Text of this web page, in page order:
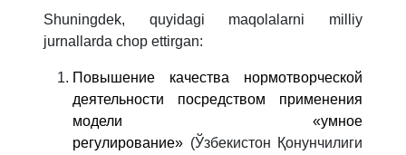
Shuningdek, quyidagi maqolalarni milliy
jurnallarda chop ettirgan:
Повышение качества нормотворческой
деятельности посредством применения
модели «умное
регулирование» (Ўзбекистон Қонунчилиги